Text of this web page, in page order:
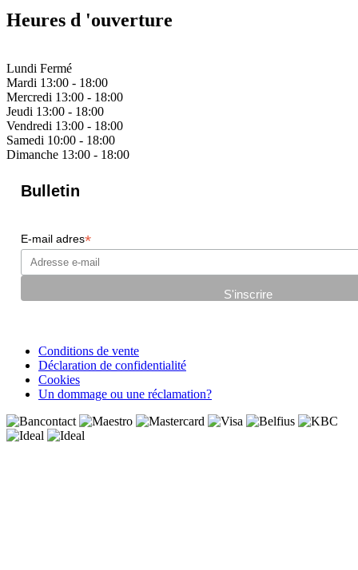
Heures d 'ouverture
Lundi Fermé
Mardi 13:00 - 18:00
Mercredi 13:00 - 18:00
Jeudi 13:00 - 18:00
Vendredi 13:00 - 18:00
Samedi 10:00 - 18:00
Dimanche 13:00 - 18:00
Bulletin
E-mail adres*
Conditions de vente
Déclaration de confidentialité
Cookies
Un dommage ou une réclamation?